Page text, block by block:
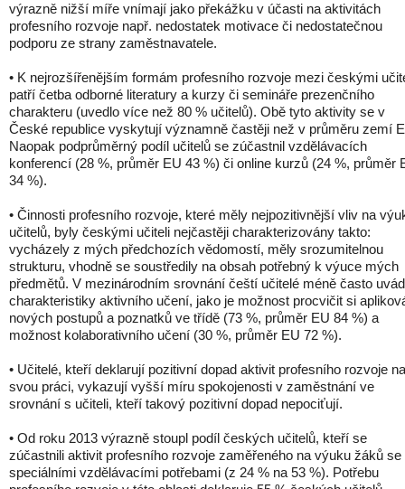
výrazně nižší míře vnímají jako překážku v účasti na aktivitách
profesního rozvoje např. nedostatek motivace či nedostatečnou
podporu ze strany zaměstnavatele.
• K nejrozšířenějším formám profesního rozvoje mezi českými
patří četba odborné literatury a kurzy či semináře prezenčního
charakteru (uvedlo více než 80 % učitelů). Obě tyto aktivity se v
České republice vyskytují významně častěji než v průměru zemí
Naopak podprůměrný podíl učitelů se zúčastnil vzdělávacích
konferencí (28 %, průměr EU 43 %) či online kurzů (24 %, průměr
34 %).
• Činnosti profesního rozvoje, které měly nejpozitivnější vliv na
učitelů, byly českými učiteli nejčastěji charakterizovány takto:
vycházely z mých předchozích vědomostí, měly srozumitelnou
strukturu, vhodně se soustředily na obsah potřebný k výuce mých
předmětů. V mezinárodním srovnání čeští učitelé méně často
charakteristiky aktivního učení, jako je možnost procvičit si
nových postupů a poznatků ve třídě (73 %, průměr EU 84 %) a
možnost kolaborativního učení (30 %, průměr EU 72 %).
• Učitelé, kteří deklarují pozitivní dopad aktivit profesního rozvoje na
svou práci, vykazují vyšší míru spokojenosti v zaměstnání ve
srovnání s učiteli, kteří takový pozitivní dopad nepociťují.
• Od roku 2013 výrazně stoupl podíl českých učitelů, kteří se
zúčastnili aktivit profesního rozvoje zaměřeného na výuku žáků se
speciálními vzdělávacími potřebami (z 24 % na 53 %). Potřebu